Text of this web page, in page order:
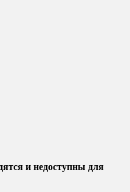
и недоступны для